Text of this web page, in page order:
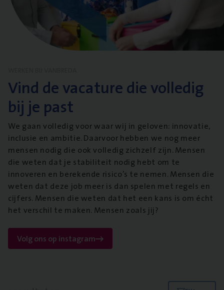
Vind de vacature die volledig
bij je past
We gaan volledig voor waar wij in geloven: innovatie,
inclusie en ambitie. Daarvoor hebben we nog meer
mensen nodig die ook volledig zichzelf zijn. Mensen
die weten dat je stabiliteit nodig hebt om te
innoveren en berekende risico’s te nemen. Mensen die
weten dat deze job meer is dan spelen met regels en
cijfers. Mensen die weten dat het een kans is om écht
het verschil te maken. Mensen zoals jij?
Volg ons op instagram